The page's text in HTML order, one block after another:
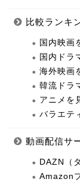
比較ランキ
国内映画
国内ドラ
海外映画
韓流ドラ
アニメを
バラエテ
動画配信サ
DAZN（
Amazon